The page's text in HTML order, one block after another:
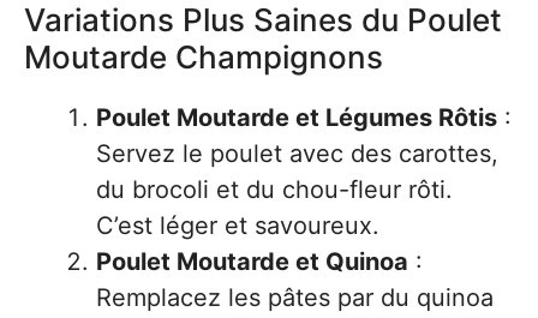
Variations Plus Saines du Poulet
Moutarde Champignons
Poulet Moutarde et Légumes Rôtis :
Servez le poulet avec des carottes,
du brocoli et du chou-fleur rôti.
C’est léger et savoureux.
Poulet Moutarde et Quinoa :
Remplacez les pâtes par du quinoa